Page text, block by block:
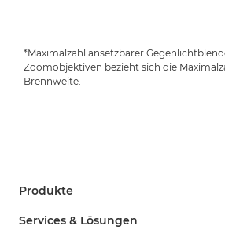
*Maximalzahl ansetzbarer
Zoomobjektiven bezieht sich die
Brennweite.
Produkte
Services & Lösungen